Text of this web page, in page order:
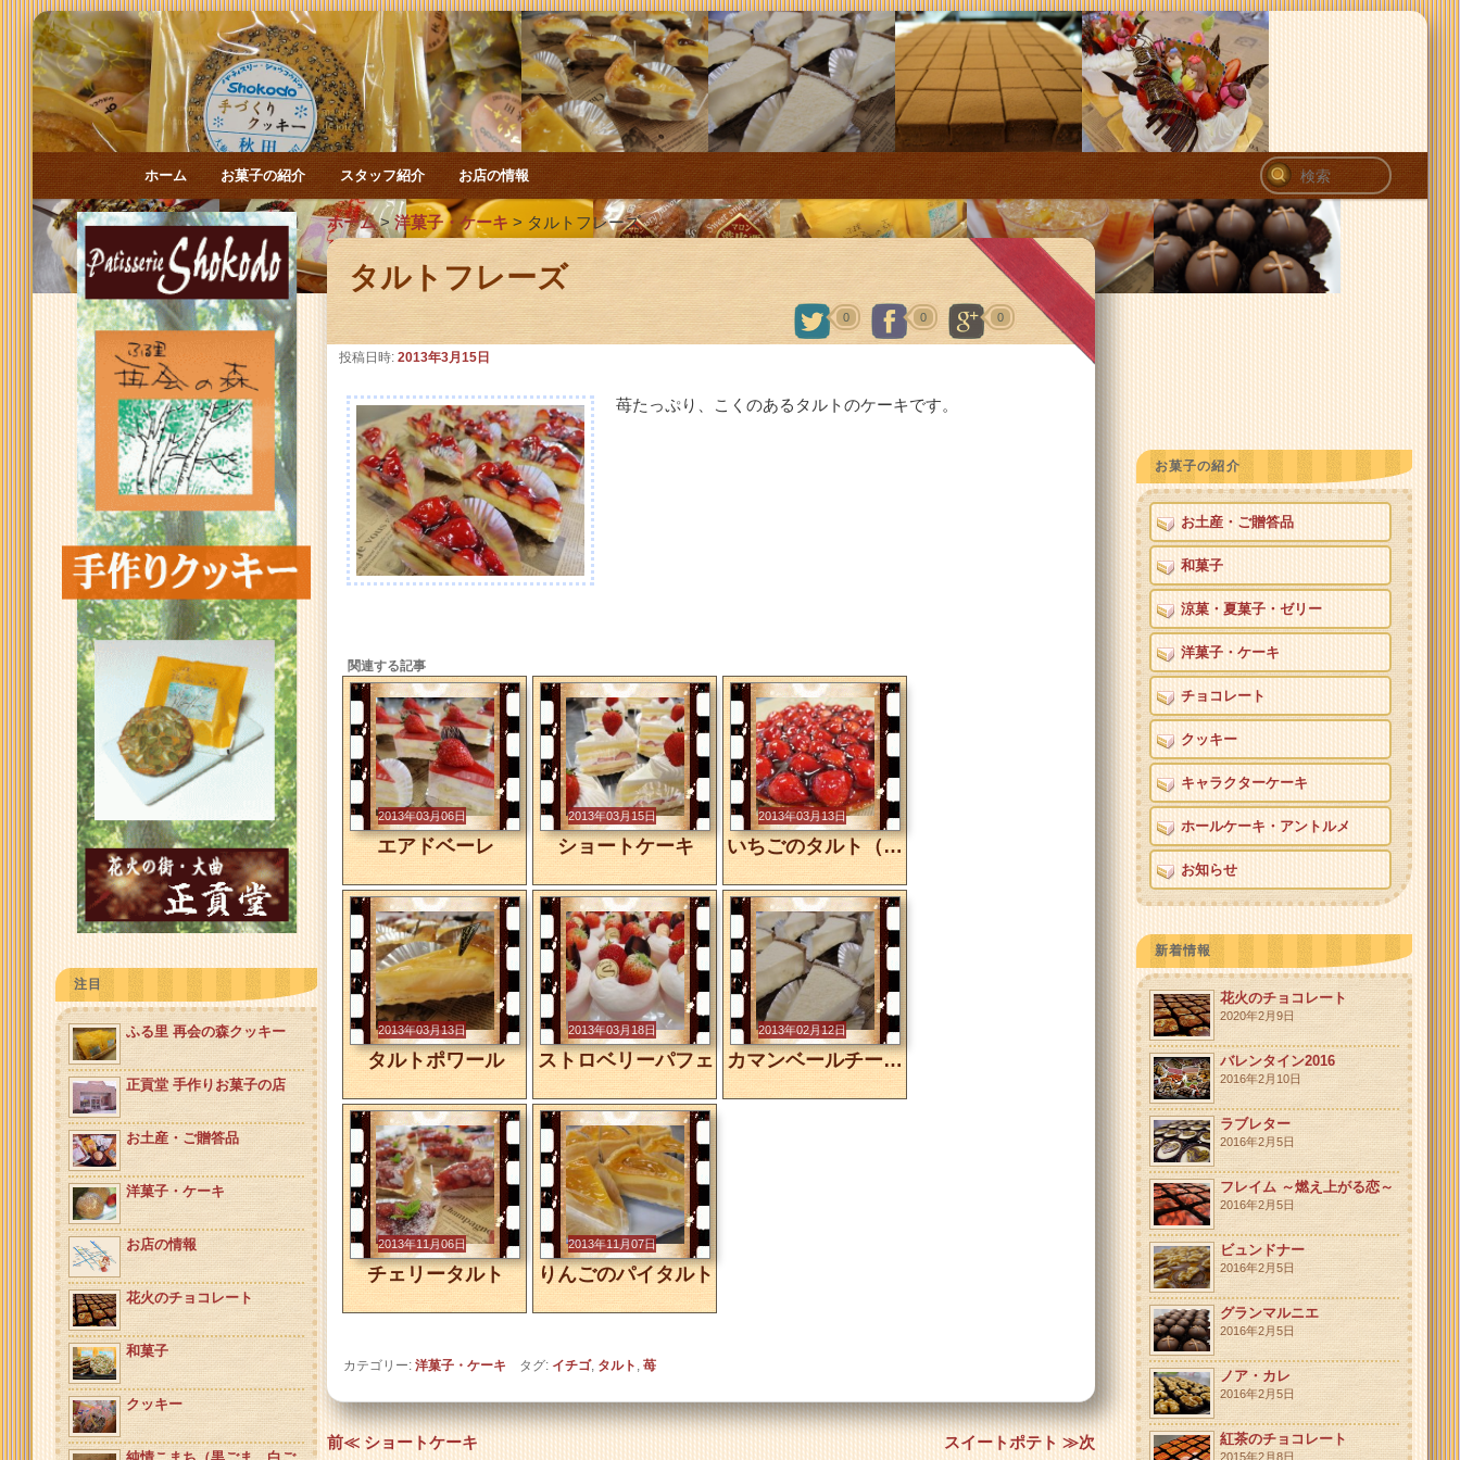
検
索
メインメニュー
メインコンテンツへ移動
サブコンテンツへ移動
ホーム お菓子の紹介 スタッフ紹介 お店の情報
ホーム>洋菓子・ケーキ > タルトフレーズ
タルトフレーズ
0 0 0
投稿日時: 2013年3月15日
苺たっぷり、こくのあるタルトのケーキです。
関連する記事
2013年03月06日
エアドベーレ
2013年03月15日
ショートケーキ
2013年03月13日
いちごのタルト（ホール）
2013年03月13日
タルトポワール
2013年03月18日
ストロベリーパフェ
2013年02月12日
カマンベールチーズタルト
2013年11月06日
チェリータルト
2013年11月07日
りんごのパイタルト
カテゴリー: 洋菓子・ケーキ タグ: イチゴ, タルト , 苺
投稿ナビゲーション
前≪ ショートケーキ スイートポテト ≫次
お菓子の紹介
お土産・ご贈答品
和菓子
涼菓・夏菓子・ゼリー
洋菓子・ケーキ
チョコレート
クッキー
キャラクターケーキ
ホールケーキ・アントルメ
お知らせ
新着情報
花火のチョコレート
2020年2月9日
バレンタイン2016
2016年2月10日
ラブレター
2016年2月5日
フレイム ～燃え上がる恋～
2016年2月5日
ビュンドナー
2016年2月5日
グランマルニエ
2016年2月5日
ノア・カレ
2016年2月5日
紅茶のチョコレート
2015年2月8日
注目
ふる里 再会の森クッキー
正貢堂 手作りお菓子の店
お土産・ご贈答品
洋菓子・ケーキ
お店の情報
花火のチョコレート
和菓子
クッキー